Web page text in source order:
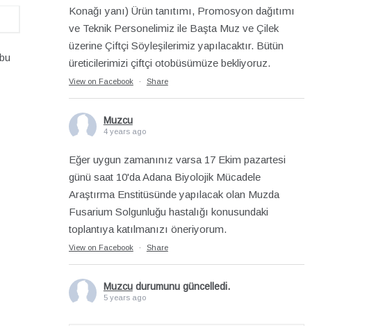
Konağı yanı) Ürün tanıtımı, Promosyon dağıtımı
ve Teknik Personelimiz ile Başta Muz ve Çilek
üzerine Çiftçi Söyleşilerimiz yapılacaktır. Bütün
üreticilerimizi çiftçi otobüsümüze bekliyoruz.
View on Facebook · Share
Muzcu
4 years ago
Eğer uygun zamanınız varsa 17 Ekim pazartesi
günü saat 10'da Adana Biyolojik Mücadele
Araştırma Enstitüsünde yapılacak olan Muzda
Fusarium Solgunluğu hastalığı konusundaki
toplantıya katılmanızı öneriyorum.
View on Facebook · Share
Muzcu durumunu güncelledi.
5 years ago